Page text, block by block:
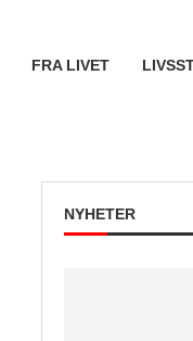
FRA LIVET
NYHETER